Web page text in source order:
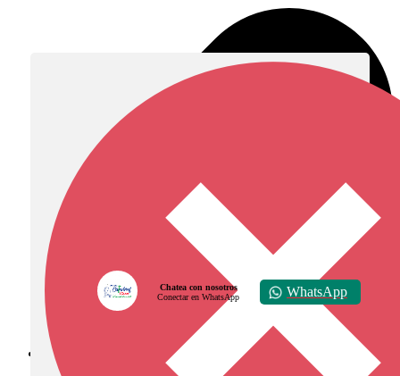
Diócesis de Zipaquirá
Chatea con nosotros
Conectar en WhatsApp
WhatsApp